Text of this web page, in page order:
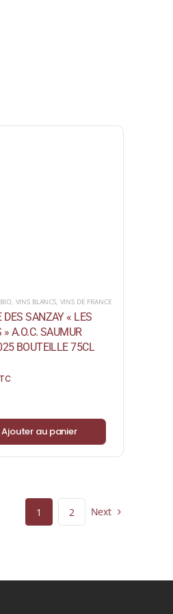
, VINS BLANCS, VINS DE FRANCE
DES SANZAY « LES
» A.O.C. SAUMUR
BOUTEILLE 75CL
Ajouter au panier
1 2 Next